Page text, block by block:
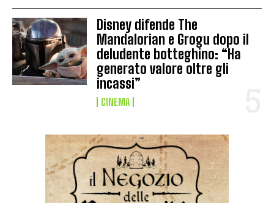
Disney difende The
Mandalorian e Grogu dopo il
deludente botteghino: “Ha
generato valore oltre gli
incassi”
CINEMA